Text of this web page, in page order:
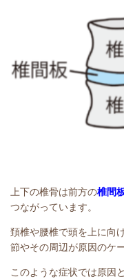
上下の椎骨は前方の椎間
つながっています。
頚椎や腰椎で頭を上に向
節やその周辺が原因のケ
このような症状では原因